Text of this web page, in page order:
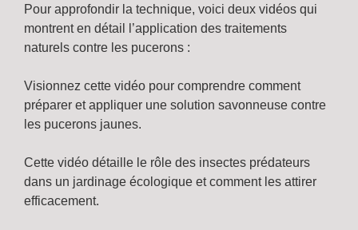
Pour approfondir la technique, voici deux vidéos qui
montrent en détail l’application des traitements
naturels contre les pucerons :
Visionnez cette vidéo pour comprendre comment
préparer et appliquer une solution savonneuse contre
les pucerons jaunes.
Cette vidéo détaille le rôle des insectes prédateurs
dans un jardinage écologique et comment les attirer
efficacement.